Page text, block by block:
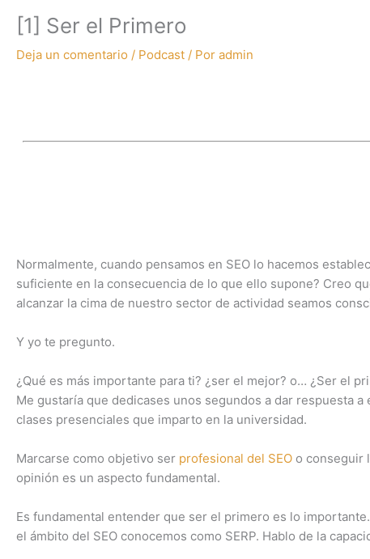
[1] Ser el Primero
Deja un comentario / Podcast / Por admin
Normalmente, cuando pensamos en SEO lo hacemos
suficiente en la consecuencia de lo que ello supone? Creo
alcanzar la cima de nuestro sector de actividad seamos
Y yo te pregunto.
¿Qué es más importante para ti? ¿ser el mejor? o… ¿Ser el
Me gustaría que dedicases unos segundos a dar respuesta
clases presenciales que imparto en la universidad.
Marcarse como objetivo ser profesional del SEO o conseguir
opinión es un aspecto fundamental.
Es fundamental entender que ser el primero es lo
el ámbito del SEO conocemos como SERP. Hablo de la